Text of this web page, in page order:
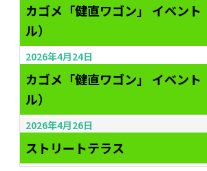
カゴメ「健直ワゴン」 イベント
ル）
2026年4月24日
カゴメ「健直ワゴン」 イベント
ル）
2026年4月26日
ストリートテラス